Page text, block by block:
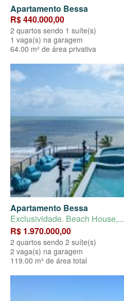
Apartamento Bessa
R$ 440.000,00
2 quartos sendo 1 suíte(s)
1 vaga(s) na garagem
64.00 m² de área privativa
Apartamento Bessa
Exclusividade. Beach House,...
R$ 1.970.000,00
2 quartos sendo 2 suíte(s)
2 vaga(s) na garagem
119.00 m² de área total